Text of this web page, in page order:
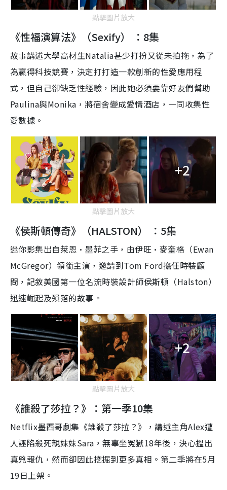
點擊圖片放大
《性福演算法》（Sexify） ：8集
故事講述大學高材生Natalia甚少打扮又從未拍拖，為了
為嬴得科技競賽，決定打打造一款創新的性愛應用程
式，但自己卻缺乏性經驗，因此她必須要靠好友們幫助
Paulina與Monika，將宿舍變成愛情酒店，一同收集性
愛數據。
+2
點擊圖片放大
《侯斯頓傳奇》（HALSTON） ：5集
迷你影集出自萊恩·墨菲之手，由伊旺·麥奎格（Ewan
McGregor）領銜主演，邀請到Tom Ford擔任時裝顧
問，記敘美國第一位名流時裝設計師侯斯頓（Halston）
迅速崛起及殞落的故事。
+2
點擊圖片放大
《誰殺了莎拉？》：第一季10集
Netflix墨西哥劇集《誰殺了莎拉？》，講述主角Alex遭
人誣陷殺死親妹妹Sara ，無辜坐冤獄18年後，決心搵出
真兇報仇，然而卻因此挖掘到更多真相。 第二季將在5月
19日上架。